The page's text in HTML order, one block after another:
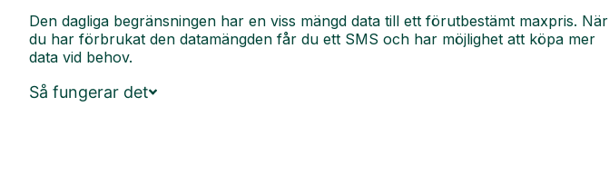
Den dagliga begränsningen har en viss mängd data till ett förutbestämt maxpris. När
du har förbrukat den datamängden får du ett SMS och har möjlighet att köpa mer
data vid behov.
Så fungerar det